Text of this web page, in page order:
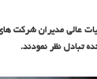
حسینی نژاد به همراه هیات عالی مدیران شرکت
تبادل نظر نمودند.